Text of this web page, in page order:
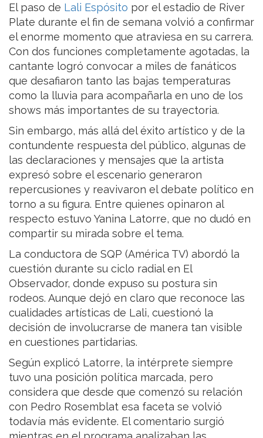
El paso de Lali Espósito por el estadio de River
Plate durante el fin de semana volvió a confirmar
el enorme momento que atraviesa en su carrera.
Con dos funciones completamente agotadas, la
cantante logró convocar a miles de fanáticos
que desafiaron tanto las bajas temperaturas
como la lluvia para acompañarla en uno de los
shows más importantes de su trayectoria.
Sin embargo, más allá del éxito artístico y de la
contundente respuesta del público, algunas de
las declaraciones y mensajes que la artista
expresó sobre el escenario generaron
repercusiones y reavivaron el debate político en
torno a su figura. Entre quienes opinaron al
respecto estuvo Yanina Latorre, que no dudó en
compartir su mirada sobre el tema.
La conductora de SQP (América TV) abordó la
cuestión durante su ciclo radial en El
Observador, donde expuso su postura sin
rodeos. Aunque dejó en claro que reconoce las
cualidades artísticas de Lali, cuestionó la
decisión de involucrarse de manera tan visible
en cuestiones partidarias.
Según explicó Latorre, la intérprete siempre
tuvo una posición política marcada, pero
considera que desde que comenzó su relación
con Pedro Rosemblat esa faceta se volvió
todavía más evidente. El comentario surgió